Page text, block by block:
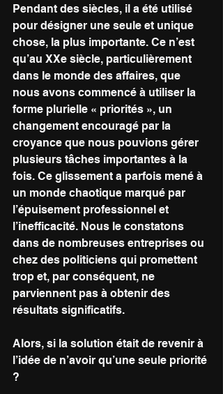
Pendant des siècles, il a été utilisé
pour désigner une seule et unique
chose, la plus importante. Ce n’est
qu’au XXe siècle, particulièrement
dans le monde des affaires, que
nous avons commencé à utiliser la
forme plurielle « priorités », un
changement encouragé par la
croyance que nous pouvions gérer
plusieurs tâches importantes à la
fois. Ce glissement a parfois mené à
un monde chaotique marqué par
l’épuisement professionnel et
l’inefficacité. Nous le constatons
dans de nombreuses entreprises ou
chez des politiciens qui promettent
trop et, par conséquent, ne
parviennent pas à obtenir des
résultats significatifs.
Alors, si la solution était de revenir à
l’idée de n’avoir qu’une seule priorité
?